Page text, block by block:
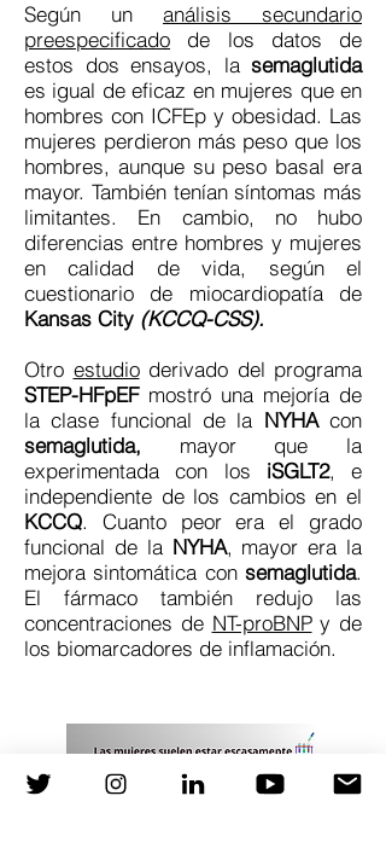
Según un análisis secundario
preespecificado de los datos de
estos dos ensayos, la semaglutida
es igual de eficaz en mujeres que en
hombres con ICFEp y obesidad. Las
mujeres perdieron más peso que los
hombres, aunque su peso basal era
mayor. También tenían síntomas más
limitantes. En cambio, no hubo
diferencias entre hombres y mujeres
en calidad de vida, según el
cuestionario de miocardiopatía de
Kansas City (KCCQ-CSS).
Otro estudioderivado del programa
STEP-HFpEFmostró una mejoría de
la clase funcional de la NYHAcon
semaglutida, mayor que la
experimentada con los iSGLT2, e
independiente de los cambios en el
KCCQ. Cuanto peor era el grado
funcional de la NYHA, mayor era la
mejora sintomática con semaglutida.
El fármaco también redujo las
concentraciones de NT-proBNPy de
los biomarcadores de inflamación.